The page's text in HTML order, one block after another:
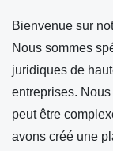
Bienvenue sur
Nous sommes
juridiques de
entreprises.
peut être
avons créé une